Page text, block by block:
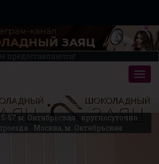
предоставляются!
57 м. Октябрьская
круглосуточно
Москва, м. Октябрьская